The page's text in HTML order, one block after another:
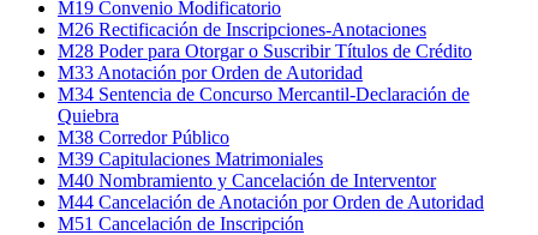
M19 Convenio Modificatorio
M26 Rectificación de Inscripciones-Anotaciones
M28 Poder para Otorgar o Suscribir Títulos de Crédito
M33 Anotación por Orden de Autoridad
M34 Sentencia de Concurso Mercantil-Declaración de
Quiebra
M38 Corredor Público
M39 Capitulaciones Matrimoniales
M40 Nombramiento y Cancelación de Interventor
M44 Cancelación de Anotación por Orden de Autoridad
M51 Cancelación de Inscripción